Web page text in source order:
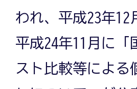
われ、平成23年
平成24年11月に
スト比較等による